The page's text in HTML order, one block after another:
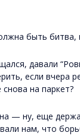
быть битва,
давали
если вчера
на паркет?
— ну, еще
нам, что